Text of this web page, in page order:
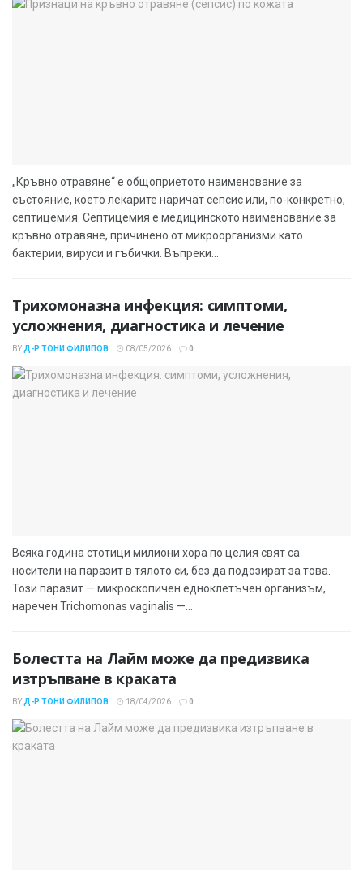
„Кръвно отравяне“ е общоприетото наименование за
състояние, което лекарите наричат сепсис или, по-конкретно,
септицемия. Септицемия е медицинското наименование за
кръвно отравяне, причинено от микроорганизми като
бактерии, вируси и гъбички. Въпреки...
Трихомоназна инфекция: симптоми,
усложнения, диагностика и лечение
BY Д-Р ТОНИ ФИЛИПОВ 08/05/2026 0
Всяка година стотици милиони хора по целия свят са
носители на паразит в тялото си, без да подозират за това.
Този паразит — микроскопичен едноклетъчен организъм,
наречен Trichomonas vaginalis —...
Болестта на Лайм може да предизвика
изтръпване в краката
BY Д-Р ТОНИ ФИЛИПОВ 18/04/2026 0